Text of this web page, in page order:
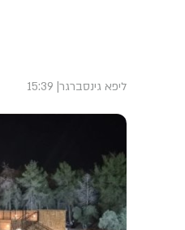
ליפא גינסברגר 15:39